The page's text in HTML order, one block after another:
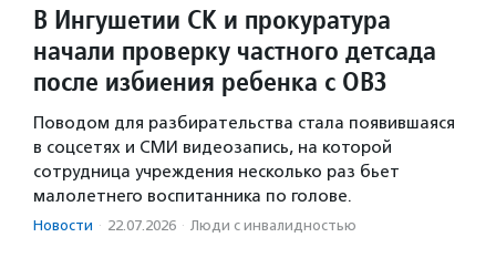
В Ингушетии СК и прокуратура
начали проверку частного детсада
после избиения ребенка с ОВЗ
Поводом для разбирательства стала появившаяся
в соцсетях и СМИ видеозапись, на которой
сотрудница учреждения несколько раз бьет
малолетнего воспитанника по голове.
Новости · 22.07.2026 · Люди с инвалидностью